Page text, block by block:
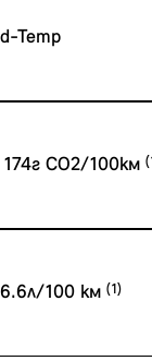
Temp
CO2/100км
100 км